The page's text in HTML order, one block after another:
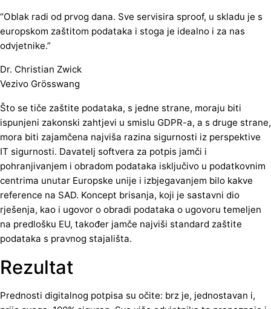
“Oblak radi od prvog dana. Sve servisira sproof, u skladu je s
europskom zaštitom podataka i stoga je idealno i za nas
odvjetnike.”
Dr. Christian Zwick
Vezivo Grösswang
Što se tiče zaštite podataka, s jedne strane, moraju biti
ispunjeni zakonski zahtjevi u smislu GDPR-a, a s druge strane,
mora biti zajamčena najviša razina sigurnosti iz perspektive
IT sigurnosti. Davatelj softvera za potpis jamči i
pohranjivanjem i obradom podataka isključivo u podatkovnim
centrima unutar Europske unije i izbjegavanjem bilo kakve
reference na SAD. Koncept brisanja, koji je sastavni dio
rješenja, kao i ugovor o obradi podataka o ugovoru temeljen
na predlošku EU, također jamče najviši standard zaštite
podataka s pravnog stajališta.
Rezultat
Prednosti digitalnog potpisa su očite: brz je, jednostavan i,